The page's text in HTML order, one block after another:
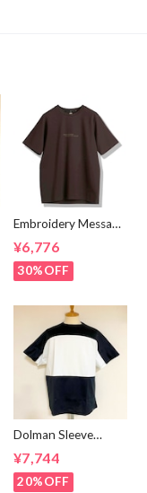
Embroidery Message
shirts Brown
¥6,776
30%OFF
Dolman Sleeve
Sewn Black /
White
¥7,744
20%OFF